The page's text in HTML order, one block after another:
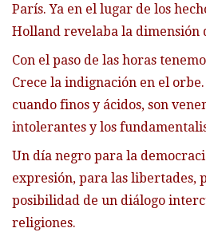
París. Ya en el lugar de los
Holland revelaba la dimensión
Con el paso de las horas
Crece la indignación en el
cuando finos y ácidos, son
intolerantes y los
Un día negro para la
expresión, para las libertades,
posibilidad de un diálogo
religiones.